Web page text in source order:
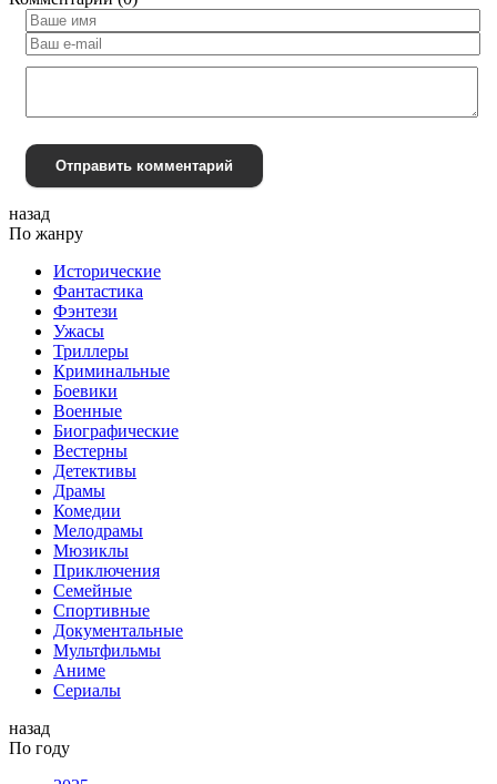
Отправить комментарий
назад
По жанру
Исторические
Фантастика
Фэнтези
Ужасы
Триллеры
Криминальные
Боевики
Военные
Биографические
Вестерны
Детективы
Драмы
Комедии
Мелодрамы
Мюзиклы
Приключения
Семейные
Спортивные
Документальные
Мультфильмы
Аниме
Сериалы
назад
По году